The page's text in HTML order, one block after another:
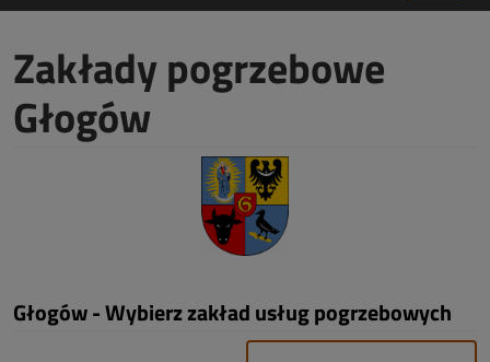
Zakłady pogrzebowe
Głogów
Głogów - Wybierz zakład usług pogrzebowych